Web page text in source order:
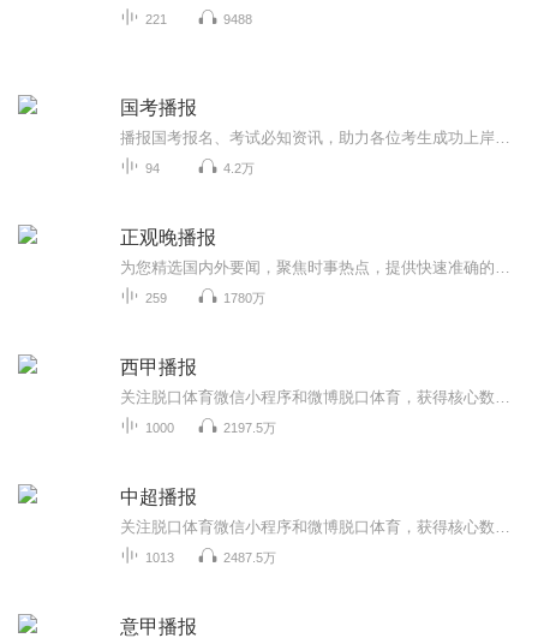
221 9488
国考播报
94 4.2万
正观晚播报
259 1780万
西甲播报
1000 2197.5万
中超播报
1013 2487.5万
意甲播报